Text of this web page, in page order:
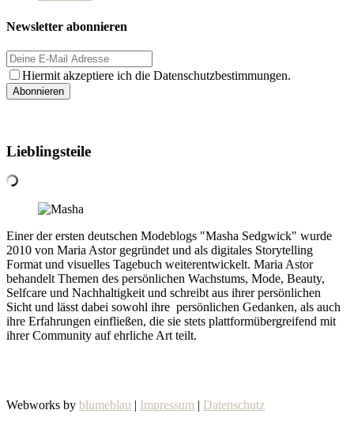
Newsletter abonnieren
Hiermit akzeptiere ich die Datenschutzbestimmungen.
Lieblingsteile
Einer der ersten deutschen Modeblogs "Masha Sedgwick" wurde
2010 von Maria Astor gegründet und als digitales Storytelling
Format und visuelles Tagebuch weiterentwickelt. Maria Astor
behandelt Themen des persönlichen Wachstums, Mode, Beauty,
Selfcare und Nachhaltigkeit und schreibt aus ihrer persönlichen
Sicht und lässt dabei sowohl ihre persönlichen Gedanken, als auch
ihre Erfahrungen einfließen, die sie stets plattformübergreifend mit
ihrer Community auf ehrliche Art teilt.
Webworks by blumeblau | Impressum | Datenschutz